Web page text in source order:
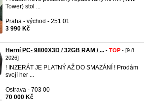
Tower) stol ...
Praha - východ - 251 01
3 990 Kč
Herní PC- 9800X3D / 32GB RAM / ... - TOP - [9.8.
2026]
! INZERÁT JE PLATNÝ AŽ DO SMAZÁNÍ ! Prodám
svojí her ...
Ostrava - 703 00
70 000 Kč